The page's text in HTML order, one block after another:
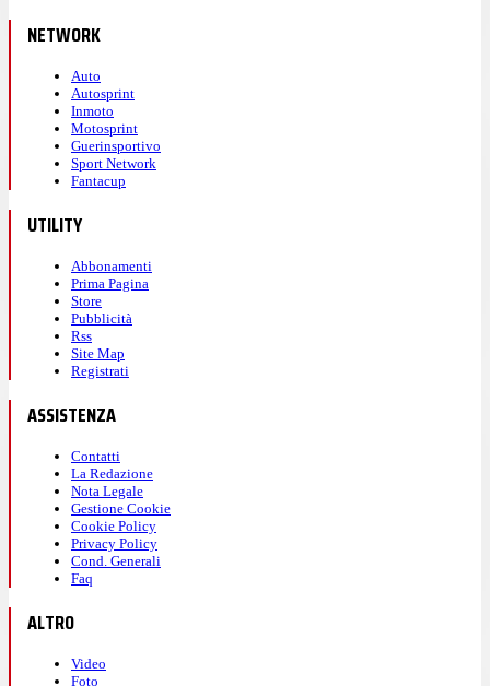
NETWORK
Auto
Autosprint
Inmoto
Motosprint
Guerinsportivo
Sport Network
Fantacup
UTILITY
Abbonamenti
Prima Pagina
Store
Pubblicità
Rss
Site Map
Registrati
ASSISTENZA
Contatti
La Redazione
Nota Legale
Gestione Cookie
Cookie Policy
Privacy Policy
Cond. Generali
Faq
ALTRO
Video
Foto